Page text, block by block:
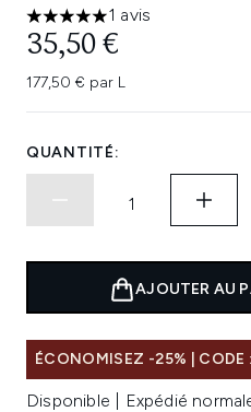
5 étoiles sur un maximum de
1 avis
35,50 €
177,50 € par L
QUANTITÉ:
AJOUTER AU
ÉCONOMISEZ -25% | CODE
Disponible | Expédié